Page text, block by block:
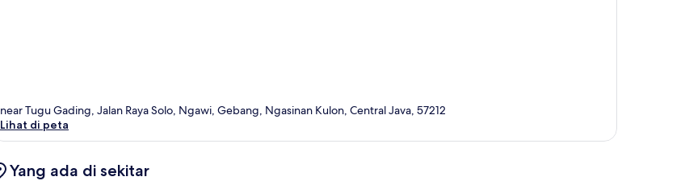
near Tugu Gading, Jalan Raya Solo, Ngawi, Gebang, Ngasinan Kulon, Central Java, 57212
Lihat di peta
Yang ada di sekitar